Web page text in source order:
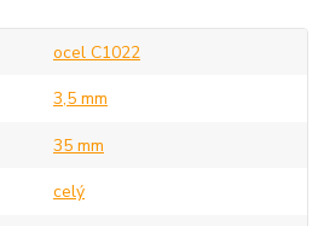
ocel C1022
3,5 mm
35 mm
celý